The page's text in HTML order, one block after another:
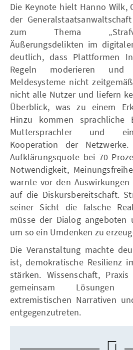
Die Keynote hielt Hanno Wilk,
der
zum Thema
Äußerungsdelikten im
deutlich, dass Plattformen
Regeln moderieren und
Meldesysteme nicht
nicht alle Nutzer und liefern
Überblick, was zu einem
Hinzu kommen sprachliche
Muttersprachler und
Kooperation der
Aufklärungsquote bei 70
Notwendigkeit,
warnte vor den
auf die Diskursbereitschaft.
seiner Sicht die falsche
müsse der Dialog angeboten
um so ein Umdenken zu
Die Veranstaltung machte
ist, demokratische Resilienz
stärken. Wissenschaft,
gemeinsam
extremistischen Narrativen
entgegenzutreten.